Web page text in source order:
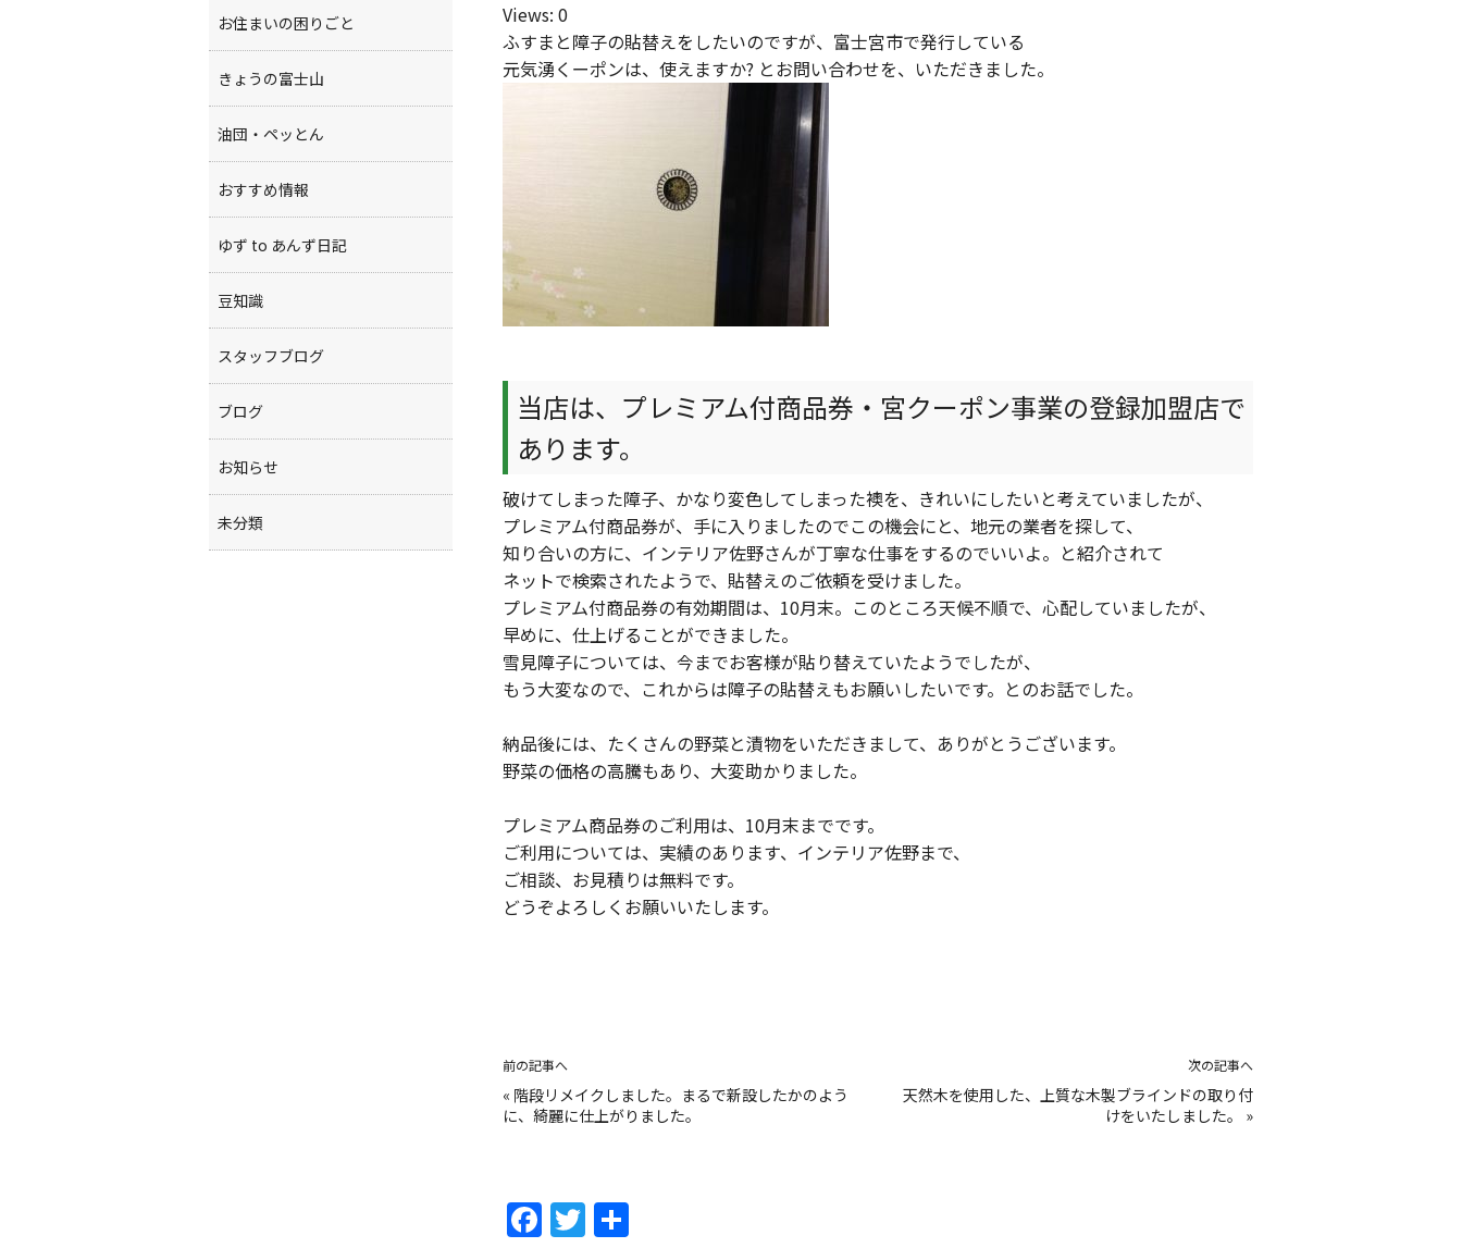
Views: 0
ふすまと障子の貼替えをしたいのですが、富士宮市で発行している
元気湧くーポンは、使えますか? とお問い合わせを、いただきました。
当店は、プレミアム付商品券・宮クーポン事業の登録加盟店で
あります。
破けてしまった障子、かなり変色してしまった襖を、きれいにしたいと考えていましたが、
プレミアム付商品券が、手に入りましたのでこの機会にと、地元の業者を探して、
知り合いの方に、インテリア佐野さんが丁寧な仕事をするのでいいよ。と紹介されて
ネットで検索されたようで、貼替えのご依頼を受けました。
プレミアム付商品券の有効期間は、10月末。このところ天候不順で、心配していましたが、
早めに、仕上げることができました。
雪見障子については、今までお客様が貼り替えていたようでしたが、
もう大変なので、これからは障子の貼替えもお願いしたいです。とのお話でした。
納品後には、たくさんの野菜と漬物をいただきまして、ありがとうございます。
野菜の価格の高騰もあり、大変助かりました。
プレミアム商品券のご利用は、10月末までです。
ご利用については、実績のあります、インテリア佐野まで、
ご相談、お見積りは無料です。
どうぞよろしくお願いいたします。
前の記事へ
« 階段リメイクしました。まるで新設したかのよう
に、綺麗に仕上がりました。
次の記事へ
天然木を使用した、上質な木製ブラインドの取り付
けをいたしました。
»
F T
お住まいの困りごと
きょうの富士山
油団・ペッとん
おすすめ情報
ゆず to あんず日記
豆知識
スタッフブログ
ブログ
お知らせ
未分類